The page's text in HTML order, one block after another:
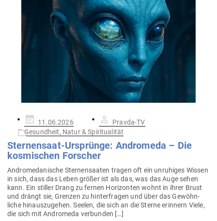
Gepostet
am
11.06.2026
Pravda-TV
Gesundheit, Natur & Spiritualität
Ster­nensaat-Ursprünge: Andromeda – Die
kos­mi­schen Forscher
Andro­me­da­nische Ster­nen­saaten tragen oft ein unru­higes Wissen
in sich, dass das Leben größer ist als das, was das Auge sehen
kann. Ein stiller Drang zu fernen Hori­zonten wohnt in ihrer Brust
und drängt sie, Grenzen zu hin­ter­fragen und über das Gewöhn­
liche hin­aus­zu­gehen. Seelen, die sich an die Sterne erinnern Viele,
die sich mit Andromeda verbunden […]